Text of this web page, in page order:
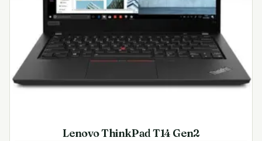
Lenovo ThinkPad T14 Gen2